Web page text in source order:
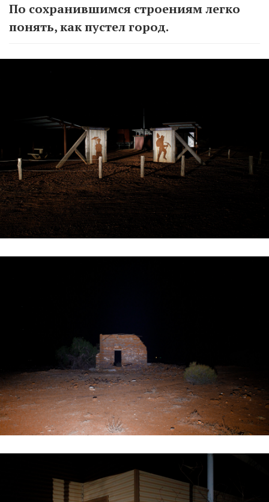
По сохранившимся строениям легко
понять, как пустел город.